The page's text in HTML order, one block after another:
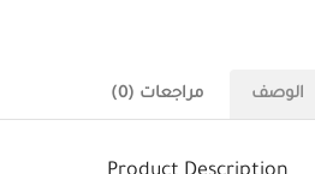
الوصف مراجعات (0)